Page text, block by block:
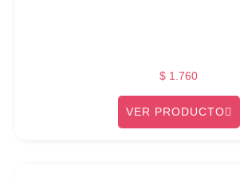
$ 1.760
VER PRODUCTO